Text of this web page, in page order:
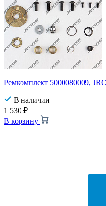
Ремкомплект 5000080009,
В наличии
1 530 ₽
В корзину